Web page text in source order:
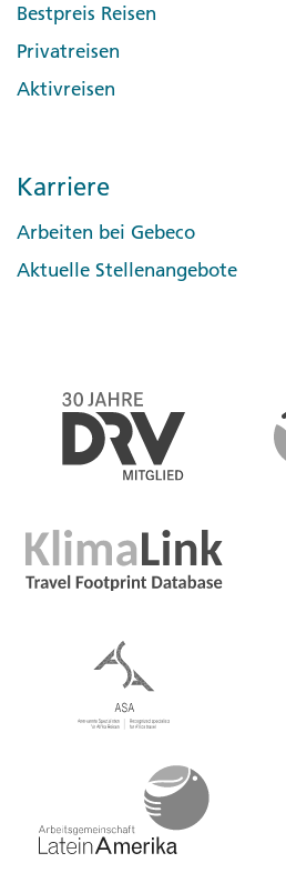
Bestpreis Reisen
Privatreisen
Aktivreisen
Karriere
Arbeiten bei Gebeco
Aktuelle Stellenangebote